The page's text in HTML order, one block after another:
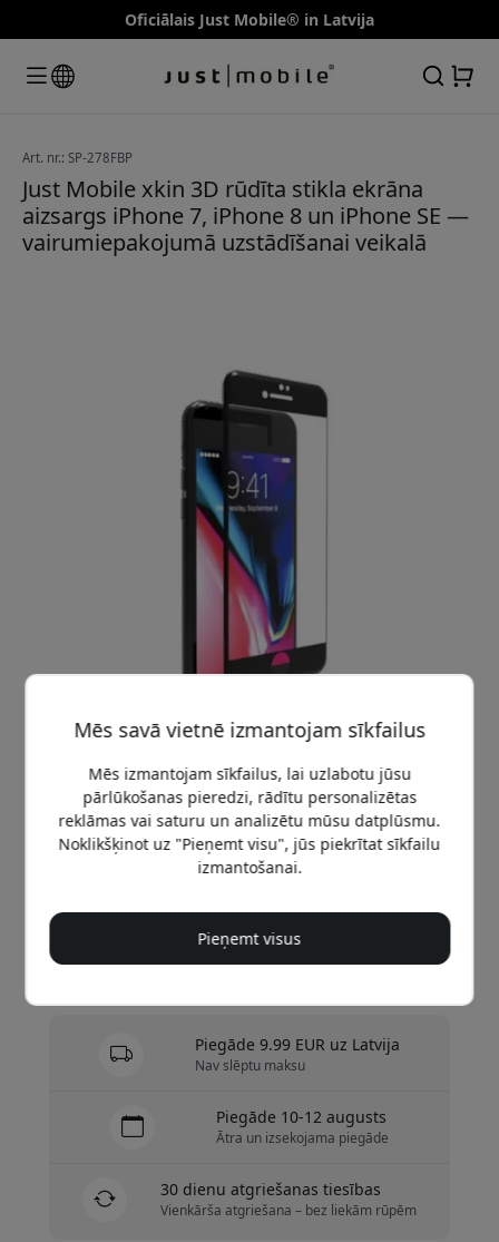
Oficiālais Just Mobile® in Latvija
Art. nr.: SP-278FBP
Just Mobile xkin 3D rūdīta stikla ekrāna
aizsargs iPhone 7, iPhone 8 un iPhone SE —
vairumiepakojumā uzstādīšanai veikalā
Ieteicamā cena
24.99 EUR
Piegāde 9.99 EUR uz Latvija
Nav slēptu maksu
Piegāde 10-12 augusts
Ātra un izsekojama piegāde
30 dienu atgriešanas tiesības
Vienkārša atgriešana – bez liekām rūpēm
Mēs savā vietnē izmantojam sīkfailus
Mēs izmantojam sīkfailus, lai uzlabotu jūsu
pārlūkošanas pieredzi, rādītu personalizētas
reklāmas vai saturu un analizētu mūsu datplūsmu.
Noklikšķinot uz "Pieņemt visu", jūs piekrītat sīkfailu
izmantošanai.
Pieņemt visus